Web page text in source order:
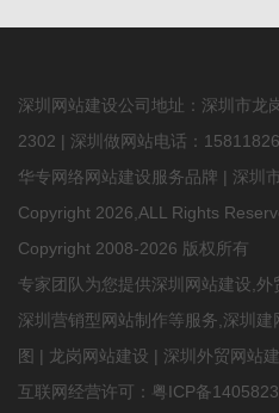
深圳网站建设公司地址：深圳市龙
2302 | 深圳做网站电话：
华专网络网站建设服务品牌 | 深圳
Copyright 2026,ALL Rights
Copyright 2008-2026 版权所有
专家团队为您提供深圳网站建设 外
深圳营销型网站制作等服务,深圳建
图 | 龙岗网站建设 | 深圳外贸网站
互联网经营许可： 粤ICP备